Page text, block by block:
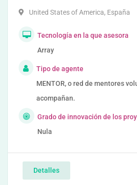
United States of America, España
Tecnología en la que asesora
Array
Tipo de agente
MENTOR, o red de mentores
acompañan.
Grado de innovación de los
Nula
Detalles